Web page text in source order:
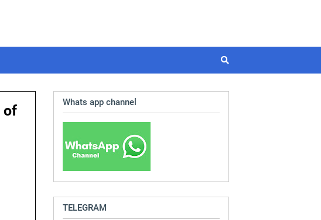
of Whats app channel
TELEGRAM